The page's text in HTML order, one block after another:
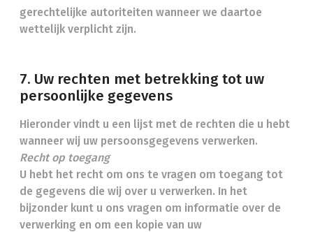
gerechtelijke autoriteiten wanneer we daartoe
wettelijk verplicht zijn.
7. Uw rechten met betrekking tot uw
persoonlijke gegevens
Hieronder vindt u een lijst met de rechten die u hebt
wanneer wij uw persoonsgegevens verwerken.
Recht op toegang
U hebt het recht om ons te vragen om toegang tot
de gegevens die wij over u verwerken. In het
bijzonder kunt u ons vragen om informatie over de
verwerking en om een kopie van uw